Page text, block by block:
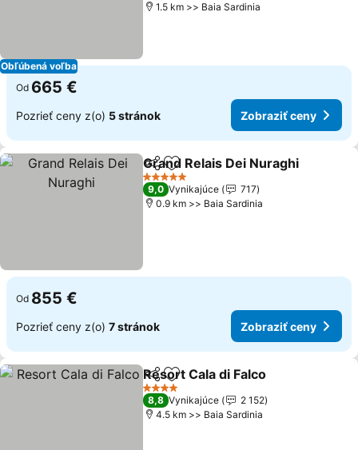
Obľúbená voľba
1.5 km >> Baia Sardinia
Od 665 €
Pozrieť ceny z(o) 5 stránok Zobraziť ceny
ZdieľaťPridať do obľúbených
Grand Relais Dei Nuraghi
5 Počet hviezdičiek
9,0 Vynikajúce
717
0.9 km >> Baia Sardinia
Od 855 €
Pozrieť ceny z(o) 7 stránok Zobraziť ceny
ZdieľaťPridať do obľúbených
Resort Cala di Falco
4 Počet hviezdičiek
8,8 Vynikajúce
2 152
4.5 km >> Baia Sardinia